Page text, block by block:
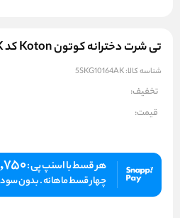
تی شرت دخترانه کوتون Koton کد 5SKG10164AK
شناسه کالا:5SKG10164AK
تخفیف:
قیمت:
هر قسط با اسنپ پی :
چهار قسط ماهانه . بدون